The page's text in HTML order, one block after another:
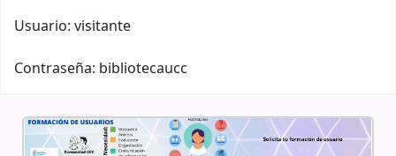
Usuario: visitante
Contraseña: bibliotecaucc